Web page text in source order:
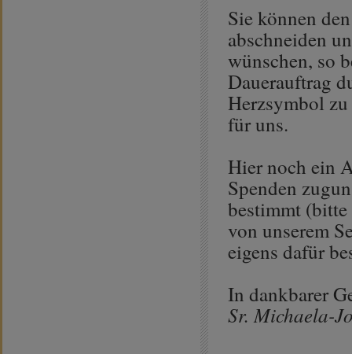
Sie können
abschneiden
wünschen, so
Dauerauftrag
Herzsymbol
für uns.
Hier noch ein
Spenden
bestimmt
von unserem
eigens dafür
In dankbarer
Sr. Michaela-